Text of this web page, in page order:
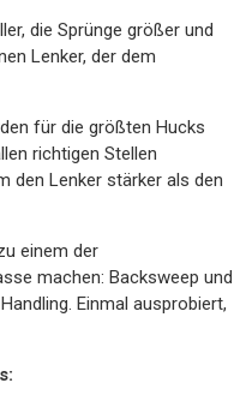
die Sprünge größer und
Lenker, der dem
für die größten Hucks
richtigen Stellen
den Lenker stärker als den
einem der
machen: Backsweep und
Einmal ausprobiert,